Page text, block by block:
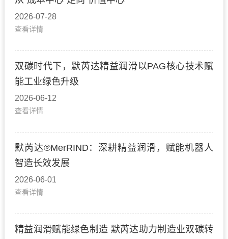
2026-07-28
查看详情
双碳时代下，默芮达精益润滑以PAG核心技术赋
能工业绿色升级
2026-06-12
查看详情
默芮达®MerRIND：深耕精益润滑，赋能机器人
智造长效发展
2026-06-01
查看详情
精益润滑赋能绿色制造 默芮达助力制造业双碳转